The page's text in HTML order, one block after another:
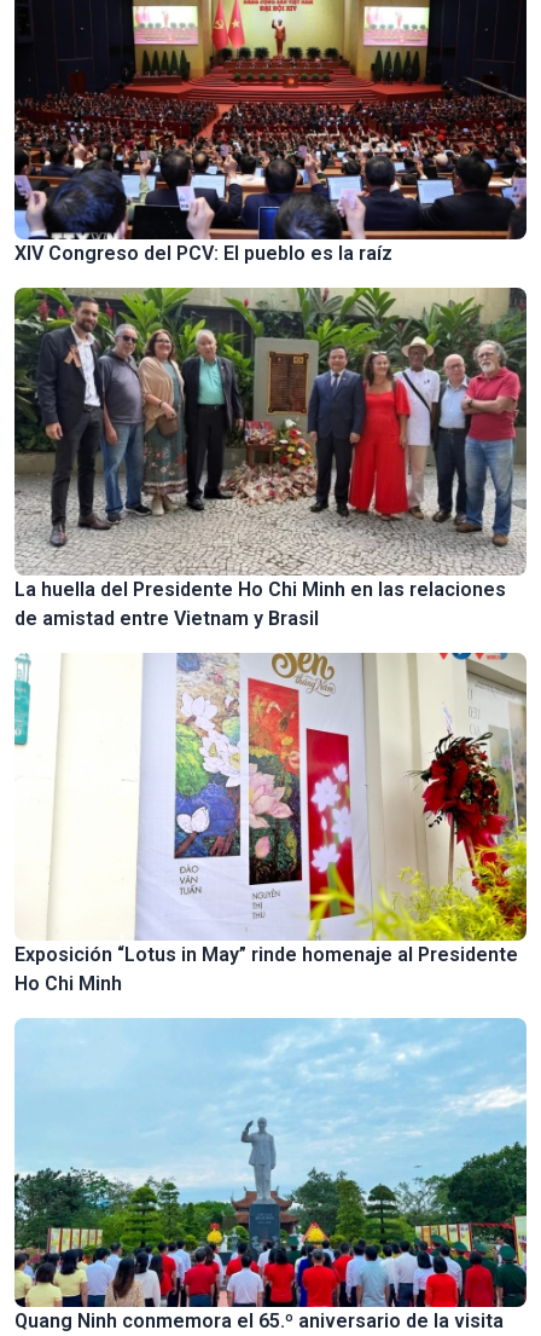
XIV Congreso del PCV: El pueblo es la raíz
La huella del Presidente Ho Chi Minh en las relaciones
de amistad entre Vietnam y Brasil
Exposición “Lotus in May” rinde homenaje al Presidente
Ho Chi Minh
Quang Ninh conmemora el 65.º aniversario de la visita